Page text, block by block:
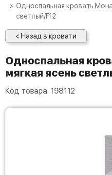
Односпальная кровать Монако КР-17 мягкая ясень
светлый/F12
< Назад в кровати
Односпальная кровать Монако КР-17
мягкая ясень
Код товара: 198112